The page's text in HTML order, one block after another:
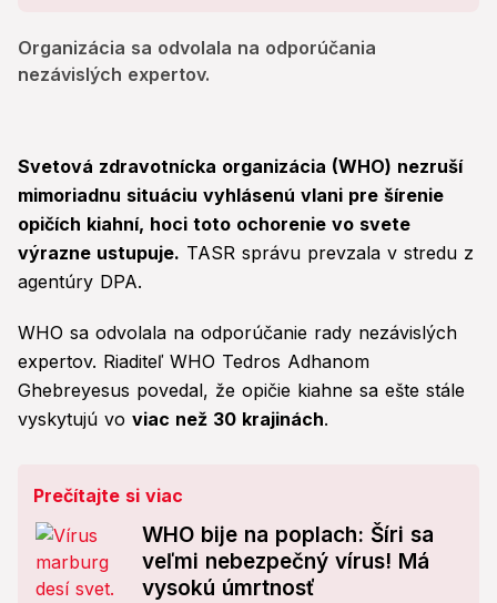
Organizácia sa odvolala na odporúčania
nezávislých expertov.
Svetová zdravotnícka organizácia (WHO) nezruší
mimoriadnu situáciu vyhlásenú vlani pre šírenie
opičích kiahní, hoci toto ochorenie vo svete
výrazne ustupuje. TASR správu prevzala v stredu z
agentúry DPA.
WHO sa odvolala na odporúčanie rady nezávislých
expertov. Riaditeľ WHO Tedros Adhanom
Ghebreyesus povedal, že opičie kiahne sa ešte stále
vyskytujú vo viac než 30 krajinách.
Prečítajte si viac
WHO bije na poplach: Šíri sa
veľmi nebezpečný vírus! Má
vysokú úmrtnosť